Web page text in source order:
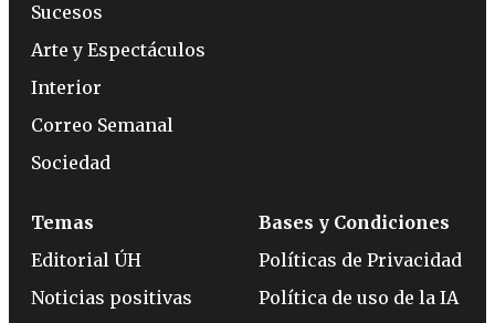
Sucesos
Arte y Espectáculos
Interior
Correo Semanal
Sociedad
Temas
Editorial ÚH
Noticias positivas
Bases y Condiciones
Políticas de Privacidad
Política de uso de la IA